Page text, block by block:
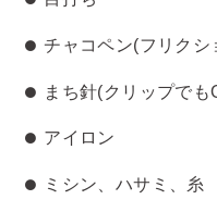
チャコペン(フリクシ
まち針(クリップでも
アイロン
ミシン、ハサミ、糸